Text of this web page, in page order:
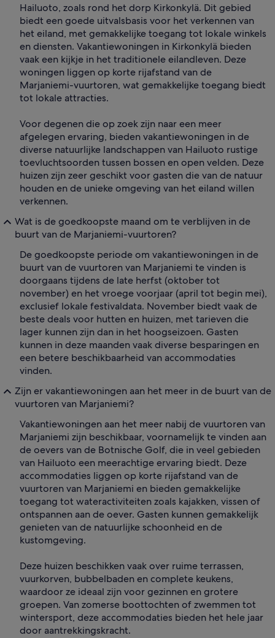
Hailuoto, zoals rond het dorp Kirkonkylä. Dit gebied
biedt een goede uitvalsbasis voor het verkennen van
het eiland, met gemakkelijke toegang tot lokale winkels
en diensten. Vakantiewoningen in Kirkonkylä bieden
vaak een kijkje in het traditionele eilandleven. Deze
woningen liggen op korte rijafstand van de
Marjaniemi-vuurtoren, wat gemakkelijke toegang biedt
tot lokale attracties.
Voor degenen die op zoek zijn naar een meer
afgelegen ervaring, bieden vakantiewoningen in de
diverse natuurlijke landschappen van Hailuoto rustige
toevluchtsoorden tussen bossen en open velden. Deze
huizen zijn zeer geschikt voor gasten die van de natuur
houden en de unieke omgeving van het eiland willen
verkennen.
Wat is de goedkoopste maand om te verblijven in de
buurt van de Marjaniemi-vuurtoren?
De goedkoopste periode om vakantiewoningen in de
buurt van de vuurtoren van Marjaniemi te vinden is
doorgaans tijdens de late herfst (oktober tot
november) en het vroege voorjaar (april tot begin mei),
exclusief lokale festivaldata. November biedt vaak de
beste deals voor hutten en huizen, met tarieven die
lager kunnen zijn dan in het hoogseizoen. Gasten
kunnen in deze maanden vaak diverse besparingen en
een betere beschikbaarheid van accommodaties
vinden.
Zijn er vakantiewoningen aan het meer in de buurt van de
vuurtoren van Marjaniemi?
Vakantiewoningen aan het meer nabij de vuurtoren van
Marjaniemi zijn beschikbaar, voornamelijk te vinden aan
de oevers van de Botnische Golf, die in veel gebieden
van Hailuoto een meerachtige ervaring biedt. Deze
accommodaties liggen op korte rijafstand van de
vuurtoren van Marjaniemi en bieden gemakkelijke
toegang tot wateractiviteiten zoals kajakken, vissen of
ontspannen aan de oever. Gasten kunnen gemakkelijk
genieten van de natuurlijke schoonheid en de
kustomgeving.
Deze huizen beschikken vaak over ruime terrassen,
vuurkorven, bubbelbaden en complete keukens,
waardoor ze ideaal zijn voor gezinnen en grotere
groepen. Van zomerse boottochten of zwemmen tot
wintersport, deze accommodaties bieden het hele jaar
door aantrekkingskracht.